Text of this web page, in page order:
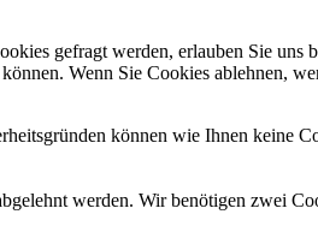
gefragt werden, erlauben Sie
Wenn Sie Cookies ablehnen,
können wie Ihnen keine
werden. Wir benötigen zwei